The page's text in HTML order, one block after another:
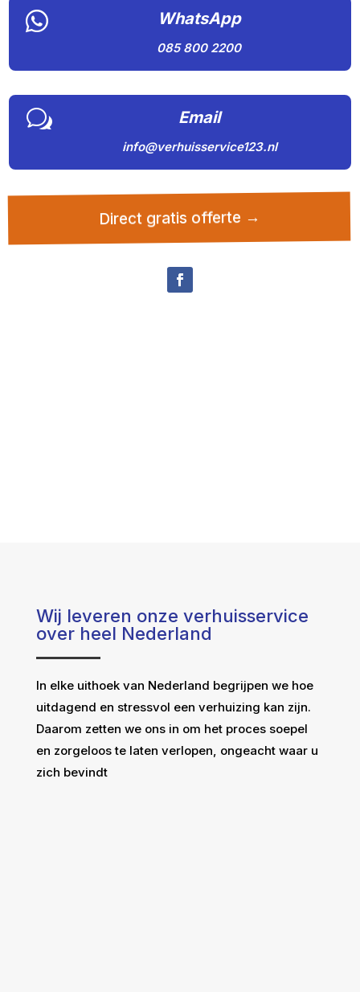
 WhatsApp
085 800 2200
w Email
info@verhuisservice123.nl
Direct gratis offerte →
Wij leveren onze verhuisservice
over heel Nederland
In elke uithoek van Nederland begrijpen we hoe
uitdagend en stressvol een verhuizing kan zijn.
Daarom zetten we ons in om het proces soepel
en zorgeloos te laten verlopen, ongeacht waar u
zich bevindt